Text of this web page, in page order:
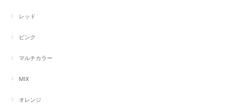
レッド
ピンク
マルチカラー
MIX
オレンジ